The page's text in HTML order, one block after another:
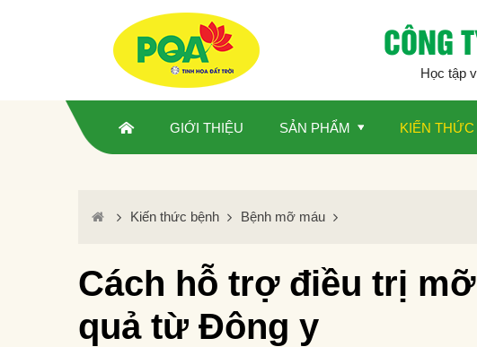
CÔNG
Học tập
GIỚI THIỆU SẢN PHẨM KIẾN THỨC
Kiến thức bệnh Bệnh mỡ máu
Cách hỗ trợ điều trị
quả từ Đông y